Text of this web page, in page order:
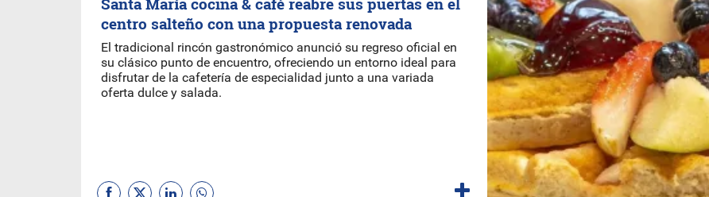
centro salteño con una propuesta renovada
El tradicional rincón gastronómico anunció su regreso oficial en
su clásico punto de encuentro, ofreciendo un entorno ideal para
disfrutar de la cafetería de especialidad junto a una variada
oferta dulce y salada.